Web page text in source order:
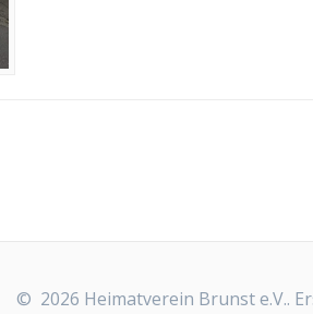
© 2026 Heimatverein Brunst e.V..